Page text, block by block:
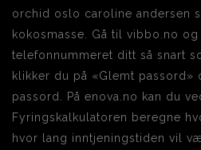
orchid oslo caroline andersen
kokosmasse. Gå til vibbo.no
telefonnummeret ditt så snart
klikker du på «Glemt passord»
passord. På enova.no kan du
Fyringskalkulatoren beregne
hvor lang inntjeningstiden vil